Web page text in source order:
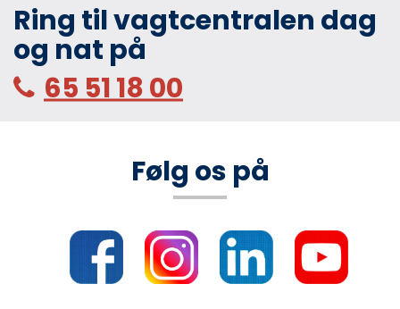
Ring til vagtcentralen dag
og nat på
65 51 18 00
Følg os på